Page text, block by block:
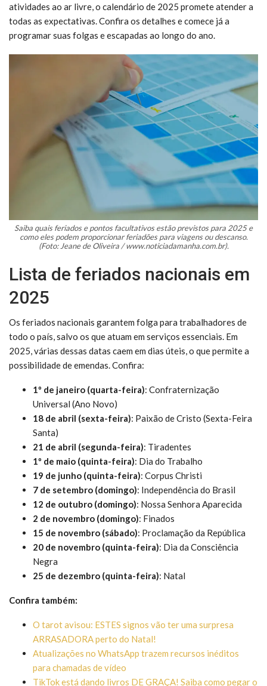
atividades ao ar livre, o calendário de 2025 promete atender a
todas as expectativas. Confira os detalhes e comece já a
programar suas folgas e escapadas ao longo do ano.
Saiba quais feriados e pontos facultativos estão previstos para 2025 e
como eles podem proporcionar feriadões para viagens ou descanso.
(Foto: Jeane de Oliveira / www.noticiadamanha.com.br).
Lista de feriados nacionais em
2025
Os feriados nacionais garantem folga para trabalhadores de
todo o país, salvo os que atuam em serviços essenciais. Em
2025, várias dessas datas caem em dias úteis, o que permite a
possibilidade de emendas. Confira:
1º de janeiro (quarta-feira): Confraternização
Universal (Ano Novo)
18 de abril (sexta-feira): Paixão de Cristo (Sexta-Feira
Santa)
21 de abril (segunda-feira): Tiradentes
1º de maio (quinta-feira): Dia do Trabalho
19 de junho (quinta-feira): Corpus Christi
7 de setembro (domingo): Independência do Brasil
12 de outubro (domingo): Nossa Senhora Aparecida
2 de novembro (domingo): Finados
15 de novembro (sábado): Proclamação da República
20 de novembro (quinta-feira): Dia da Consciência
Negra
25 de dezembro (quinta-feira): Natal
Confira também:
O tarot avisou: ESTES signos vão ter uma surpresa
ARRASADORA perto do Natal!
Atualizações no WhatsApp trazem recursos inéditos
para chamadas de vídeo
TikTok está dando livros DE GRAÇA! Saiba como pegar o